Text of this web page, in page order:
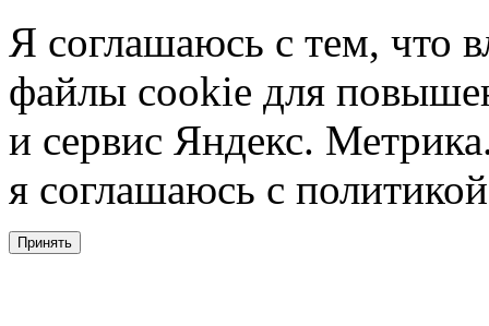
Я соглашаюсь с тем, что
файлы cookie для
и сервис Яндекс.
я соглашаюсь с
Принять